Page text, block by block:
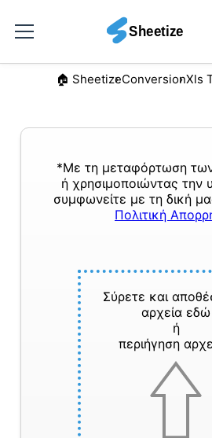
🏠︎ SheetizeConversionXls
*Με τη μεταφόρτωση
ή χρησιμοποιώντας την
συμφωνείτε με τη δική
Πολιτική
Σύρετε και
αρχεία εδώ
ή
περιήγηση